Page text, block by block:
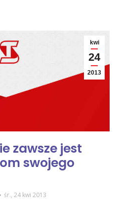
kwi
24
2013
zawsze jest
swojego
śr., 24 kwi 2013